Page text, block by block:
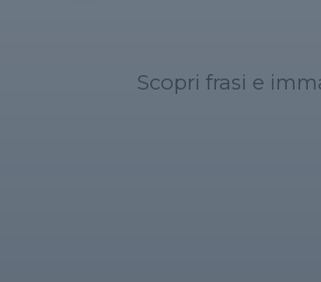
Scopri frasi e